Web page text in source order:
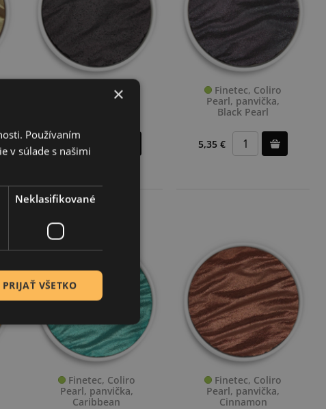
Finetec, Coliro
Pearl, panvička,
Finetec, Coliro
Pearl, panvička,
Black Pearl
5,35 €
Finetec, Coliro
Pearl, panvička,
Caribbean
Finetec, Coliro
Pearl, panvička,
Cinnamon
×
Používaním
v súlade s našimi
Neklasifikované
PRIJAŤ VŠETKO